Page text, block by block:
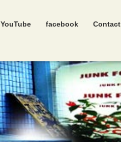
YouTube facebook Contact